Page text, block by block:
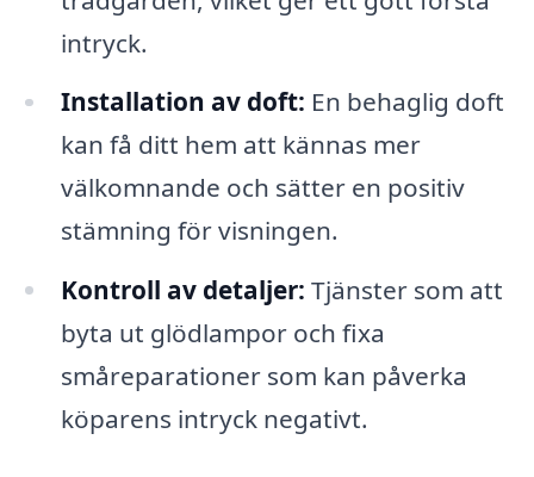
intryck.
Installation av doft: En behaglig doft
kan få ditt hem att kännas mer
välkomnande och sätter en positiv
stämning för visningen.
Kontroll av detaljer: Tjänster som att
byta ut glödlampor och fixa
småreparationer som kan påverka
köparens intryck negativt.